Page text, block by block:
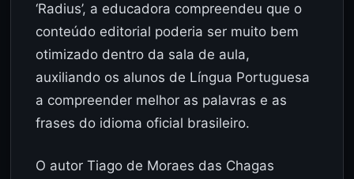
‘Radius’, a educadora compreendeu que o
conteúdo editorial poderia ser muito bem
otimizado dentro da sala de aula,
auxiliando os alunos de Língua Portuguesa
a compreender melhor as palavras e as
frases do idioma oficial brasileiro.
O autor Tiago de Moraes das Chagas